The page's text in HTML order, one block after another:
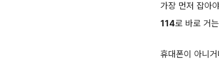
가장 먼저 잡아
114로 바로 거
휴대폰이 아니